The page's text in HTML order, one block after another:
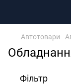
Автотовари
Фільтр